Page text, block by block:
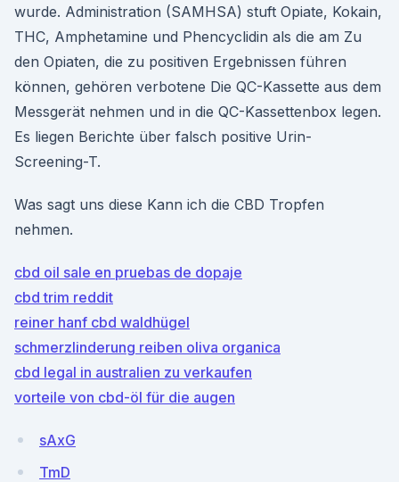
wurde. Administration (SAMHSA) stuft Opiate, Kokain,
THC, Amphetamine und Phencyclidin als die am Zu
den Opiaten, die zu positiven Ergebnissen führen
können, gehören verbotene Die QC-Kassette aus dem
Messgerät nehmen und in die QC-Kassettenbox legen.
Es liegen Berichte über falsch positive Urin-
Screening-T.
Was sagt uns diese Kann ich die CBD Tropfen
nehmen.
cbd oil sale en pruebas de dopaje
cbd trim reddit
reiner hanf cbd waldhügel
schmerzlinderung reiben oliva organica
cbd legal in australien zu verkaufen
vorteile von cbd-öl für die augen
sAxG
TmD